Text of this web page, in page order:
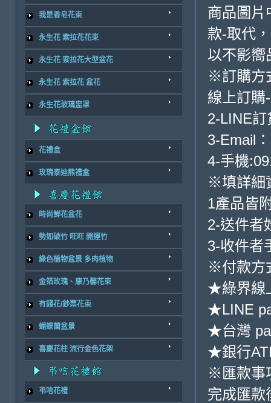
我是香皂花束
永生花 索拉花花束
永生花 索拉花大型盆花
永生花 索拉花 盆花
永生花玻璃盅罩
花禮盒
玫瑰泰迪熊禮盒
時尚鮮花盆花
勢如破竹 旺旺 開運竹
綠色植物盆景 多肉植物
金箔玫瑰、康乃馨花束
有錢花/鈔票花束
蝴蝶蘭盆景
喜慶花柱 流行金色花架
弔唁花禮
商品圖片
款-取代，
以不影嚮
※訂購方
線上訂購
2-LINE
3-Email
4-手機
※填詳細
1產品皆
2-送件者
3-收件者
※付款方
★綠界線
★LINE
★台灣
★銀行
※匯款事
完成匯款